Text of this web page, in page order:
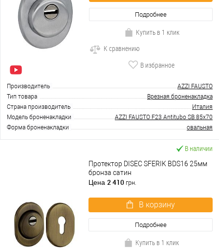
Подробнее
Купить в 1 клик
К сравнению
В избранное
Производитель
AZZI FAUSTO
Тип товара
Врезная броненакладка
Страна производитель
Италия
Модель броненакладки
AZZI FAUSTO F23 Antitubo SB 85x70
Форма броненакладки
овальная
В наличии
Протектор DISEC SFERIK BDS16 25мм
бронза сатин
Цена 2 410 грн.
В корзину
Подробнее
Купить в 1 клик